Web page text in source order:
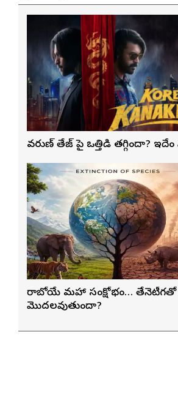
వరుణ్ తేజ్‌ పై ఒత్తిడి తగ్గిందా?
రాబోయే మహా సంక్షోభం… తేనెటీగతో
మొదలవుతుందా?